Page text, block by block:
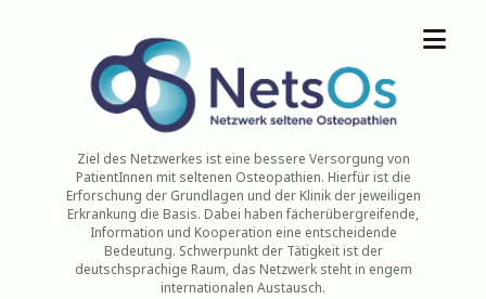
NetsOs
Ziel des Netzwerkes ist eine bessere Versorgung von
PatientInnen mit seltenen Osteopathien. Hierfür ist die
Erforschung der Grundlagen und der Klinik der jeweiligen
Erkrankung die Basis. Dabei haben fächerübergreifende,
Information und Kooperation eine entscheidende
Bedeutung. Schwerpunkt der Tätigkeit ist der
deutschsprachige Raum, das Netzwerk steht in engem
internationalen Austausch.
Menü